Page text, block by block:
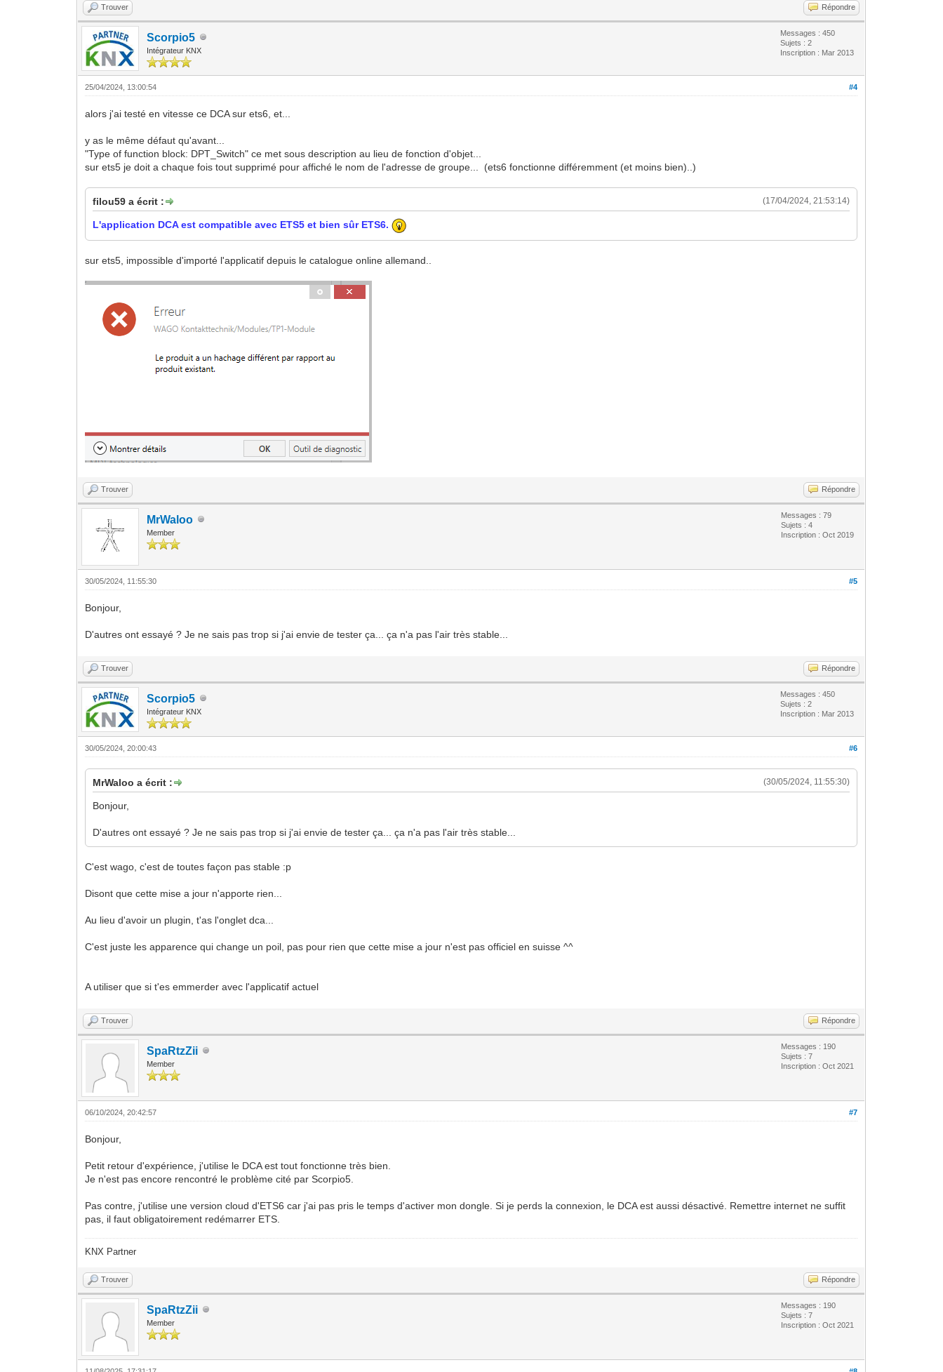
Trouver Répondre
Scorpio5
Intégrateur KNX
Messages : 450
Sujets : 2
Inscription : Mar 2013
#4
25/04/2024, 13:00:54
alors j'ai testé en vitesse ce DCA sur ets6, et...
y as le même défaut qu'avant...
"Type of function block: DPT_Switch" ce met sous description au lieu de fonction d'objet...
sur ets5 je doit a chaque fois tout supprimé pour affiché le nom de l'adresse de groupe... (ets6 fonctionne différemment (et moins bien)..)
(17/04/2024, 21:53:14)
filou59 a écrit :
L'application DCA est compatible avec ETS5 et bien sûr ETS6.
sur ets5, impossible d'importé l'applicatif depuis le catalogue online allemand..
Trouver Répondre
MrWaloo
Member
Messages : 79
Sujets : 4
Inscription : Oct 2019
#5
30/05/2024, 11:55:30
Bonjour,
D'autres ont essayé ? Je ne sais pas trop si j'ai envie de tester ça... ça n'a pas l'air très stable...
Trouver Répondre
Scorpio5
Intégrateur KNX
Messages : 450
Sujets : 2
Inscription : Mar 2013
#6
30/05/2024, 20:00:43
(30/05/2024, 11:55:30)
MrWaloo a écrit :
Bonjour,
D'autres ont essayé ? Je ne sais pas trop si j'ai envie de tester ça... ça n'a pas l'air très stable...
C'est wago, c'est de toutes façon pas stable :p
Disont que cette mise a jour n'apporte rien...
Au lieu d'avoir un plugin, t'as l'onglet dca...
C'est juste les apparence qui change un poil, pas pour rien que cette mise a jour n'est pas officiel en suisse ^^
A utiliser que si t'es emmerder avec l'applicatif actuel
Trouver Répondre
SpaRtzZii
Member
Messages : 190
Sujets : 7
Inscription : Oct 2021
#7
06/10/2024, 20:42:57
Bonjour,
Petit retour d'expérience, j'utilise le DCA est tout fonctionne très bien.
Je n'est pas encore rencontré le problème cité par Scorpio5.
Pas contre, j'utilise une version cloud d'ETS6 car j'ai pas pris le temps d'activer mon dongle. Si je perds la connexion, le DCA est aussi désactivé. Remettre internet ne suffit
pas, il faut obligatoirement redémarrer ETS.
KNX Partner
Trouver Répondre
SpaRtzZii
Member
Messages : 190
Sujets : 7
Inscription : Oct 2021